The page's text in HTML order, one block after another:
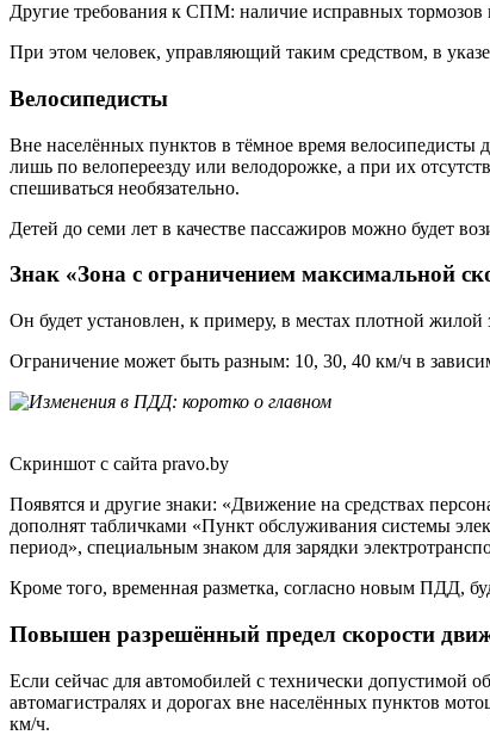
Другие требования к СПМ: наличие исправных
При этом человек, управляющий таким средством, в
Велосипедисты
Вне населённых пунктов в тёмное время
лишь по велопереезду или велодорожке, а при их
спешиваться необязательно.
Детей до семи лет в качестве пассажиров можно будет
Знак «Зона с ограничением максимальной
Он будет установлен, к примеру, в местах плотной
Ограничение может быть разным: 10, 30, 40 км/ч в
Скриншот с сайта pravo.by
Появятся и другие знаки: «Движение на средствах
дополнят табличками «Пункт обслуживания системы
период», специальным знаком для зарядки
Кроме того, временная разметка, согласно новым ПДД,
Повышен разрешённый предел скорости
Если сейчас для автомобилей с технически допустимой
автомагистралях и дорогах вне населённых пунктов
км/ч.